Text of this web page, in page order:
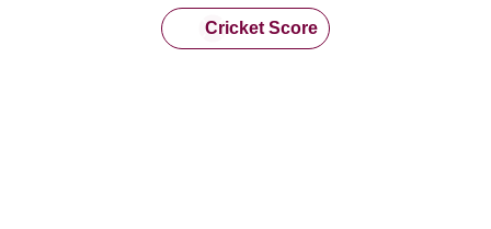
Cricket Score